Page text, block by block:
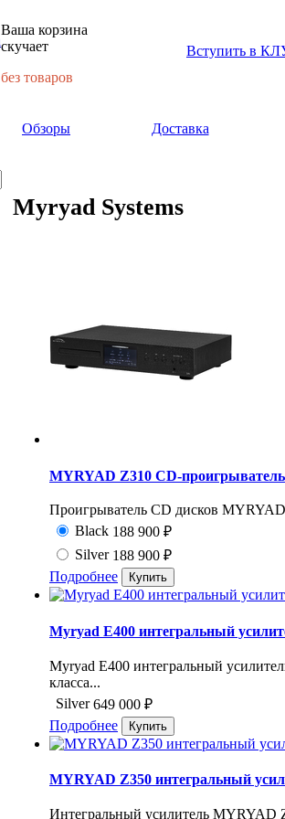
Ваша корзина
скучает
без товаров
Вступить в
Обзоры Доставка
Myryad Systems
MYRYAD Z310 CD-проигрыватель
Проигрыватель CD дисков
Black 188 900 ₽
Silver 188 900 ₽
Подробнее
Myryad E400 интегральный
Myryad E400 интегральный
класса...
Silver 649 000 ₽
Подробнее
MYRYAD Z350 интегральный
Интегральный усилитель MYRYAD